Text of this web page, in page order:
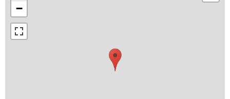
−